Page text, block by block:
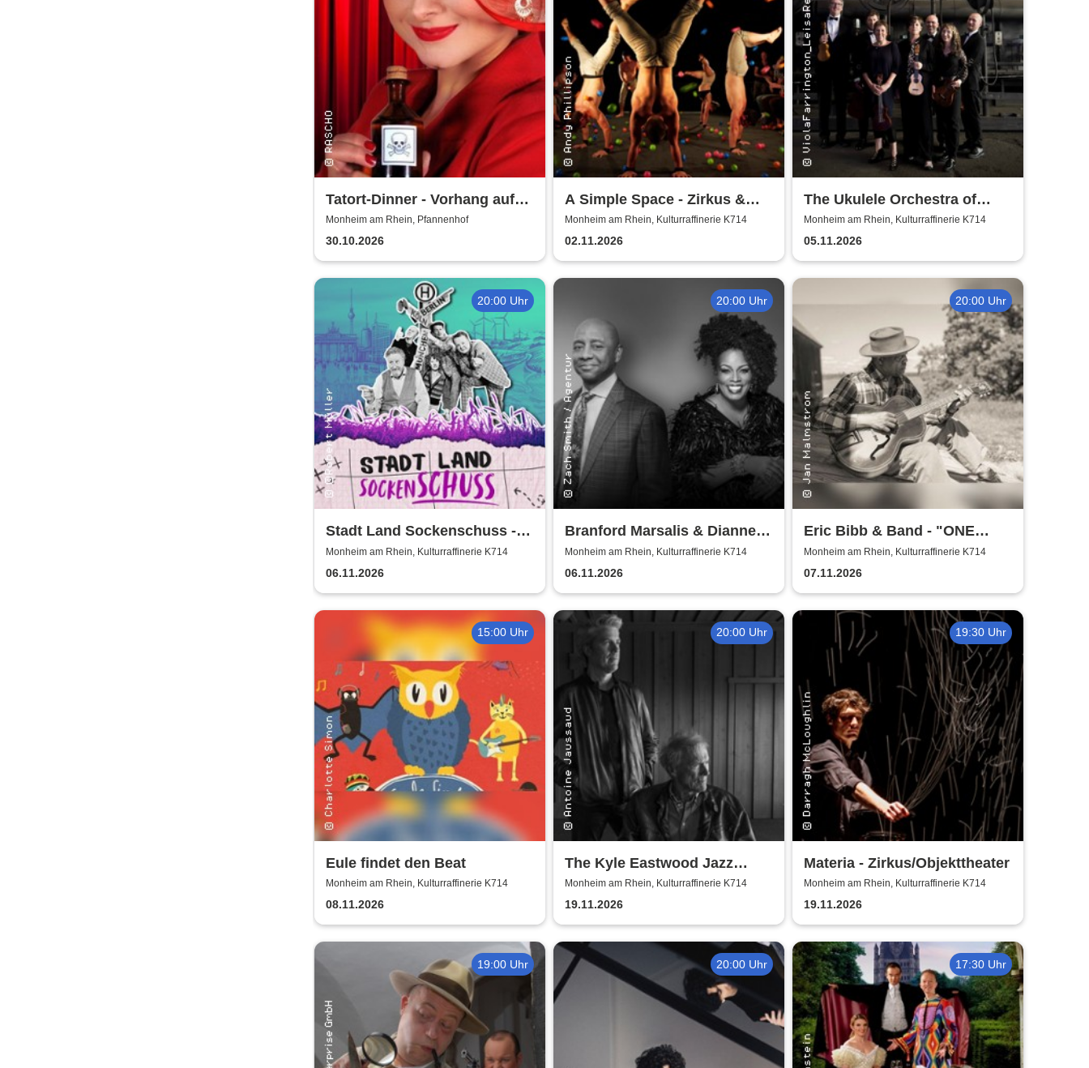
Tatort-Dinner - Vorhang auf
für Mord
Monheim am Rhein, Pfannenhof
30.10.2026
A Simple Space - Zirkus &
Körpertheater
Monheim am Rhein, Kulturraffinerie K714
02.11.2026
The Ukulele Orchestra of
Great Britain
Monheim am Rhein, Kulturraffinerie K714
05.11.2026
20:00 Uhr
Stadt Land Sockenschuss -
Kabarett-Theater Distel
Monheim am Rhein, Kulturraffinerie K714
06.11.2026
20:00 Uhr
Branford Marsalis & Dianne
Reeves celebrate John
Coltrane
Monheim am Rhein, Kulturraffinerie K714
06.11.2026
20:00 Uhr
Eric Bibb & Band - "ONE
MISSISSIPPI" World Tour
2026
Monheim am Rhein, Kulturraffinerie K714
07.11.2026
15:00 Uhr
Eule findet den Beat
Monheim am Rhein, Kulturraffinerie K714
08.11.2026
20:00 Uhr
The Kyle Eastwood Jazz
Quintet
Monheim am Rhein, Kulturraffinerie K714
19.11.2026
19:30 Uhr
Materia - Zirkus/Objekttheater
Monheim am Rhein, Kulturraffinerie K714
19.11.2026
19:00 Uhr 20:00 Uhr 17:30 Uhr